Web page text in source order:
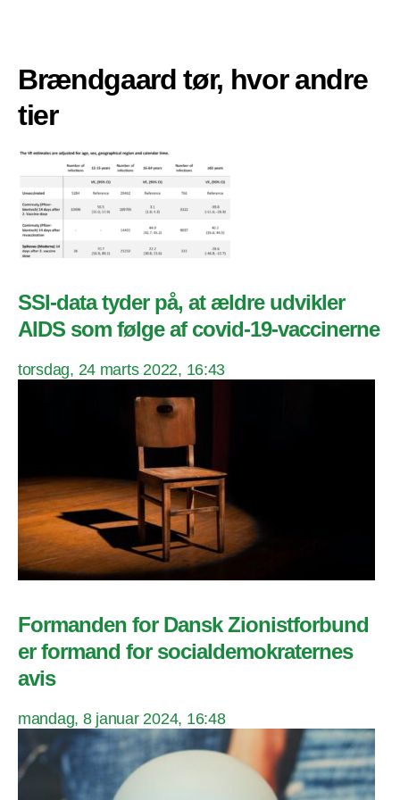
Brændgaard tør, hvor andre
tier
SSI-data tyder på, at ældre udvikler
AIDS som følge af covid-19-vaccinerne
torsdag, 24 marts 2022, 16:43
Formanden for Dansk Zionistforbund
er formand for socialdemokraternes
avis
mandag, 8 januar 2024, 16:48